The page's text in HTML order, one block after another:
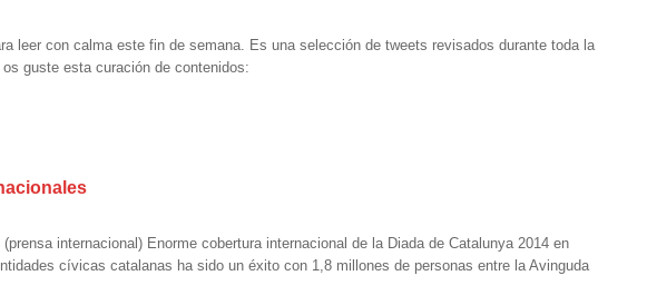
leer con calma este fin de semana. Es una selección de tweets revisados durante toda la
guste esta curación de contenidos:
internacional) Enorme cobertura internacional de la Diada de Catalunya 2014 en
cívicas catalanas ha sido un éxito con 1,8 millones de personas entre la Avinguda